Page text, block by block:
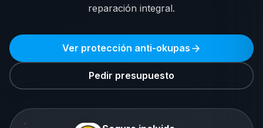
reparación integral.
Ver protección anti-okupas
Pedir presupuesto